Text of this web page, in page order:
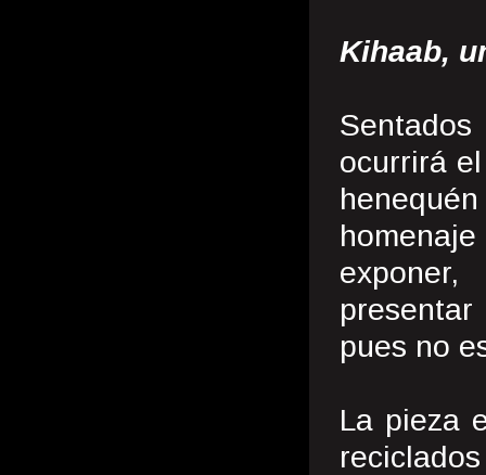
Kihaab,
ocurrirá
pues no
La pieza